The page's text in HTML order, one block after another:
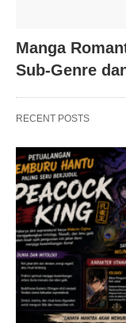
Manga
Sub-Genre
RECENT POSTS